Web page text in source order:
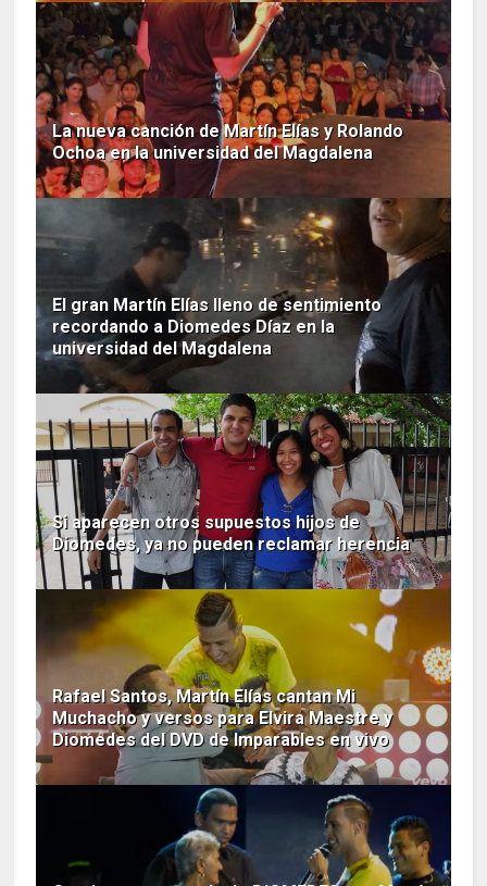
La nueva canción de Martín Elías y Rolando
Ochoa en la universidad del Magdalena
El gran Martín Elías lleno de sentimiento
recordando a Diomedes Díaz en la
universidad del Magdalena
Si aparecen otros supuestos hijos de
Diomedes, ya no pueden reclamar herencia
Rafael Santos, Martín Elías cantan Mi
Muchacho y versos para Elvira Maestre y
Diomedes del DVD de Imparables en vivo